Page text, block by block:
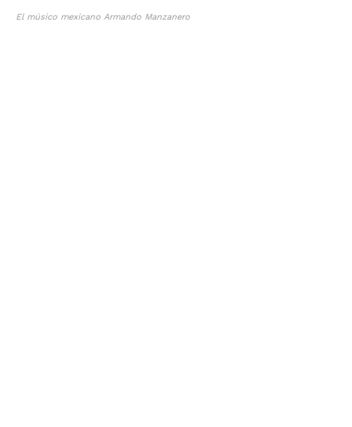
El músico mexicano Armando Manzanero